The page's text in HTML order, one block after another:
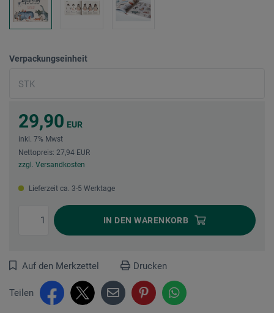
Verpackungseinheit
29,90 EUR
inkl. 7% Mwst
Nettopreis: 27,94 EUR
zzgl. Versandkosten
Lieferzeit ca. 3-5 Werktage
IN DEN WARENKORB
Auf den Merkzettel Drucken
Teilen